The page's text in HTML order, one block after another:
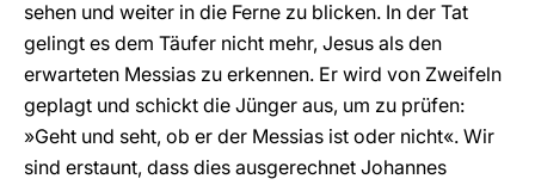
sehen und weiter in die Ferne zu blicken. In der Tat
gelingt es dem Täufer nicht mehr, Jesus als den
erwarteten Messias zu erkennen. Er wird von Zweifeln
geplagt und schickt die Jünger aus, um zu prüfen:
»Geht und seht, ob er der Messias ist oder nicht«. Wir
sind erstaunt, dass dies ausgerechnet Johannes